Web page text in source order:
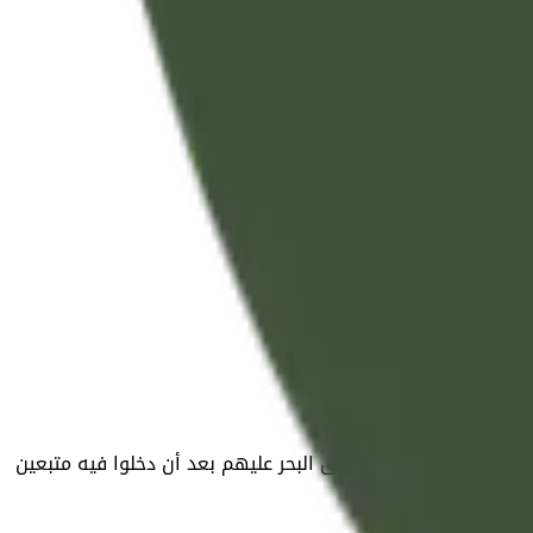
فرعون ومن معه بإطباق البحر عليهم بعد أن دخلوا فيه متبعين